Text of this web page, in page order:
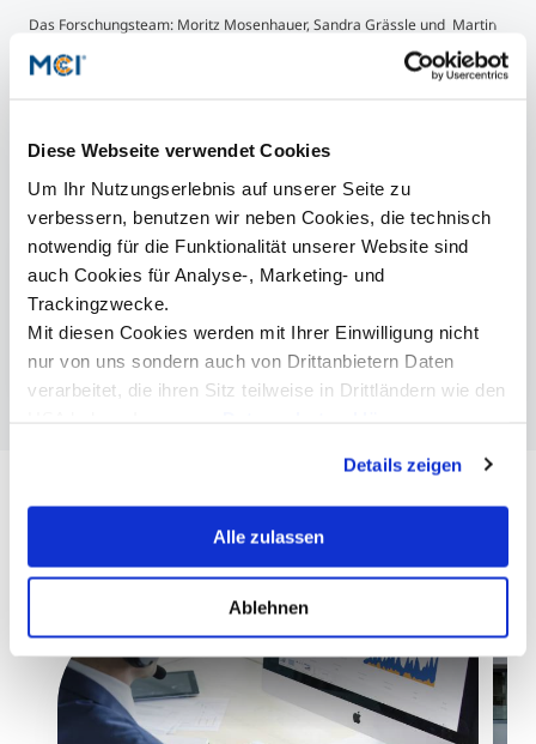
Diese Webseite verwendet Cookies
Um Ihr Nutzungserlebnis auf unserer Seite zu
verbessern, benutzen wir neben Cookies, die technisch
notwendig für die Funktionalität unserer Website sind
auch Cookies für Analyse-, Marketing- und
Trackingzwecke.
Mit diesen Cookies werden mit Ihrer Einwilligung nicht
nur von uns sondern auch von Drittanbietern Daten
verarbeitet, die ihren Sitz teilweise in Drittländern wie den
erklären Ihnen genau, was eine Datenübermittlung in die
USA bedeuten kann.
Details zeigen
Alle zulassen
Ablehnen
Das Forschungsteam: Moritz Mosenhauer, Sandra Grässle und Martin
Studienprogramme
Betriebswirtschaft Online| Bachelor
Business Administration
Business Psychology & Management | Master